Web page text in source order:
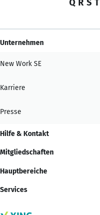
Q R S T
Unternehmen
New Work SE
Karriere
Presse
Hilfe & Kontakt
Mitgliedschaften
Hauptbereiche
Services